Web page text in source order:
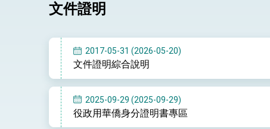
總統與五院院長新春茶敘 盼化分歧為團結
台美貿易協議完成簽署達成6大目標、創
文件證明
2017-05-31 (2026-05-20)
文件證明綜合說明
2025-09-29 (2025-09-29)
役政用華僑身分證明書專區